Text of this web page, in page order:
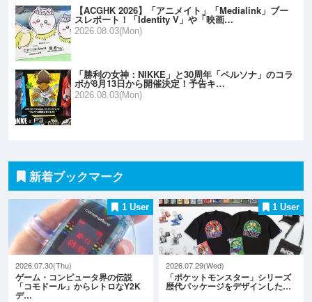
【ACGHK 2026】「アニメイト」「Medialink」ブー
スレポート！「Identity V」や「映画…
2026.08.03(Mon)
「勝利の女神：NIKKE」と30周年「ペルソナ」のコラ
ボが8月13日から開催決定！予告キ…
2026.08.03(Mon)
新着ブックマーク
1 User
2026.07.30(Thu)
ゲーム・コンピュータ界の伝説
「コモドール」からレトロなY2K
デ…
1 User
2026.07.29(Wed)
「ポケットモンスター」シリーズ
歴代パッケージをデザインした…